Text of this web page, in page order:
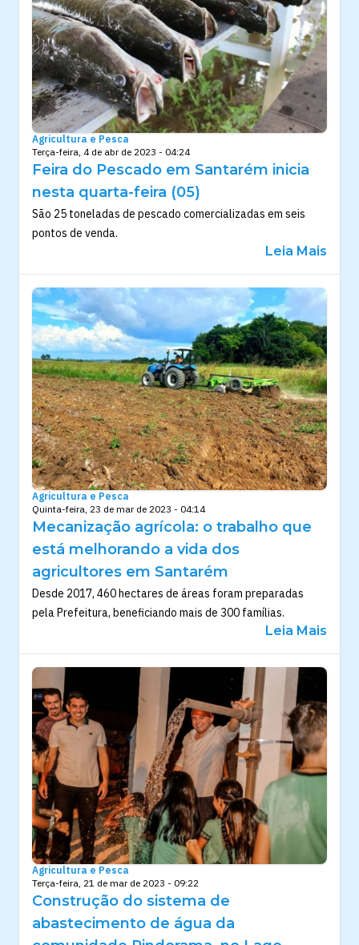
Agricultura e Pesca
Terça-feira, 4 de abr de 2023 - 04:24
Feira do Pescado em Santarém inicia
nesta quarta-feira (05)
São 25 toneladas de pescado comercializadas em seis
pontos de venda.
Leia Mais
Agricultura e Pesca
Quinta-feira, 23 de mar de 2023 - 04:14
Mecanização agrícola: o trabalho que
está melhorando a vida dos
agricultores em Santarém
Desde 2017, 460 hectares de áreas foram preparadas
pela Prefeitura, beneficiando mais de 300 famílias.
Leia Mais
Agricultura e Pesca
Terça-feira, 21 de mar de 2023 - 09:22
Construção do sistema de
abastecimento de água da